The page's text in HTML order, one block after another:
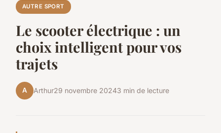
AUTRE SPORT
Le scooter électrique : un
choix intelligent pour vos
trajets
A Arthur29 novembre 20243 min de lecture